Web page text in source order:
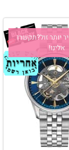
יותר זול?תקשרו
אלינו!